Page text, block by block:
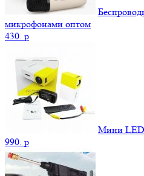
микрофонами оптом
430. p
Мини LED
990. p